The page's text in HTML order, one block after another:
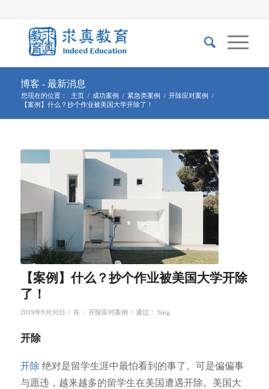
博客 - 最新消息
您现在的位置： 主页 / 成功案例 / 紧急类案例 / 开除应对案例 /
【案例】什么？抄个作业被美国大学开除了！
【案例】什么？抄个作业被美国大学开除
了！
2019年9月30日 / 在： 开除应对案例 / 通过： Sing
开除
开除 绝对是留学生涯中最怕看到的事了。可是偏偏事
与愿违，越来越多的留学生在美国遭遇开除。美国大